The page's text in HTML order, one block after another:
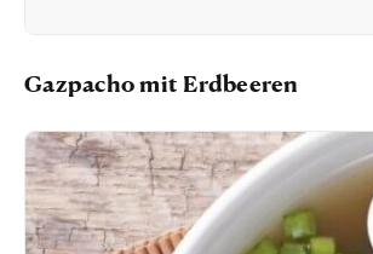
Gazpacho mit Erdbeeren